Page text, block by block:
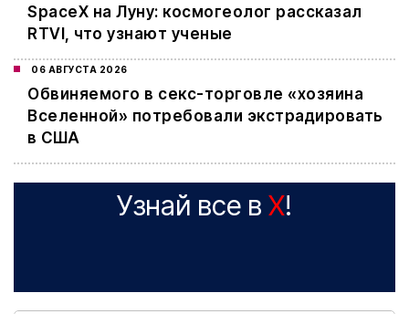
SpaceX на Луну: космогеолог рассказал
RTVI, что узнают ученые
06 АВГУСТА 2026
Обвиняемого в секс-торговле «хозяина
Вселенной» потребовали экстрадировать
в США
Узнай все в X!